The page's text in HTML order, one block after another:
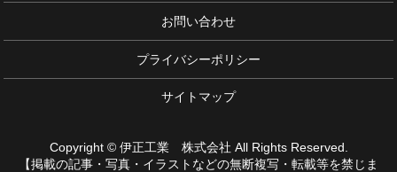
お問い合わせ
プライバシーポリシー
サイトマップ
Copyright © 伊正工業 株式会社 All Rights Reserved.
【掲載の記事・写真・イラストなどの無断複写・転載等を禁じま